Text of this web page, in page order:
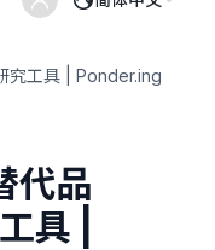
究工具 | Ponder.ing
代品
具 |